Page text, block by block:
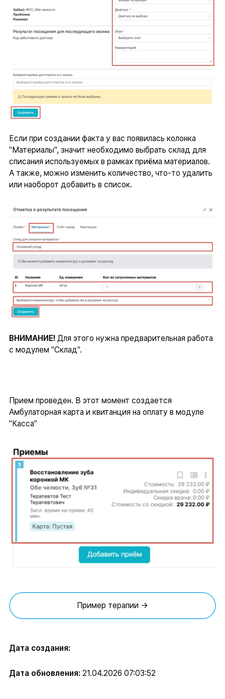
Если при создании факта у вас появилась колонка
"Материалы", значит необходимо выбрать склад для
списания используемых в рамках приёма материалов.
А также, можно изменить количество, что-то удалить
или наоборот добавить в список.
ВНИМАНИЕ! Для этого нужна предварительная работа
с модулем "Склад".
Прием проведен. В этот момент создается
Амбулаторная карта и квитанция на оплату в модуле
"Касса"
Пример терапии →
Дата создания:
Дата обновления: 21.04.2026 07:03:52